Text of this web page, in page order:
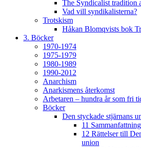
The Syndicalist tradition
Vad vill syndikalisterna?
Trotskism
Håkan Blomqvists bok
3. Böcker
1970-1974
1975-1979
1980-1989
1990-2012
Anarchism
Anarkismens återkomst
Arbetaren – hundra år som fri
Böcker
Den styckade stjärnans
11 Sammanfattning
12 Rättelser till
union